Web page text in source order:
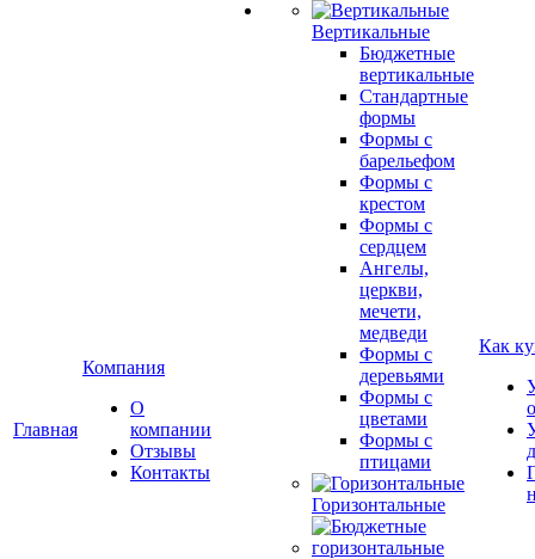
Главная
Компания
О
компании
Отзывы
Контакты
Вертикальные
Бюджетные
вертикальные
Стандартные
формы
Формы с
барельефом
Формы с
крестом
Формы с
сердцем
Ангелы,
церкви,
мечети,
медведи
Формы с
деревьями
Формы с
цветами
Формы с
птицами
Горизонтальные
Как